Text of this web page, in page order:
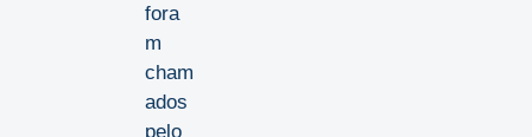
fora
m
cham
ados
pelo